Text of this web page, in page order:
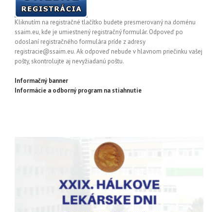
Kliknutím na registračné tlačítko budete presmerovaný na doménu
ssaim.eu, kde je umiestnený registračný formulár. Odpoveď po
odoslaní registračného formulára príde z adresy
registracie@ssaim.eu. Ak odpoveď nebude v hlavnom priečinku vašej
pošty, skontrolujte aj nevyžiadanú poštu.
Informačný banner
Informácie a odborný program na stiahnutie